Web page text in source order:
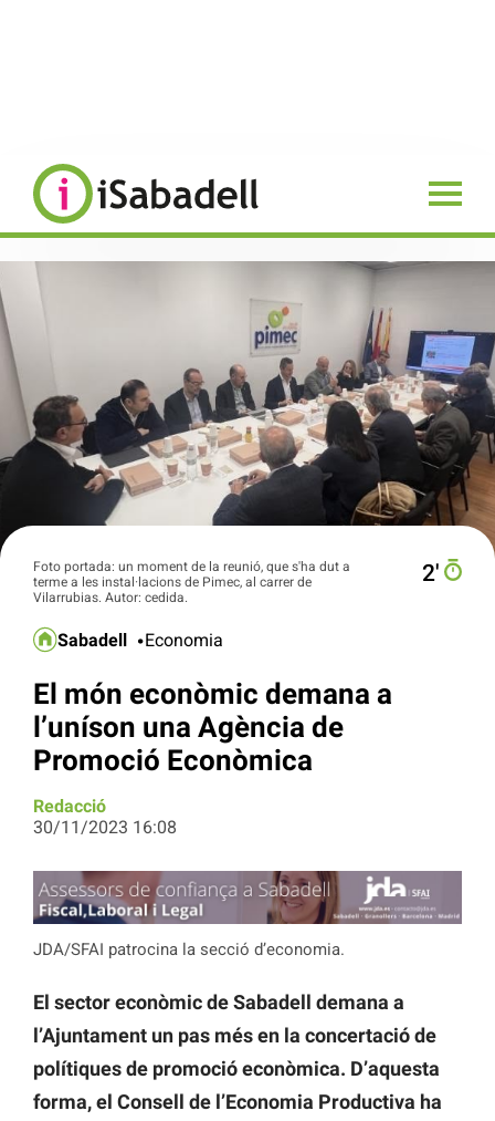
Foto portada: un moment de la reunió, que s'ha dut a
terme a les instal·lacions de Pimec, al carrer de
Vilarrubias. Autor: cedida.
2′
Sabadell Economia
El món econòmic demana a
l’uníson una Agència de
Promoció Econòmica
Redacció
30/11/2023 16:08
JDA/SFAI patrocina la secció d’economia.
El sector econòmic de Sabadell demana a
l’Ajuntament un pas més en la concertació de
polítiques de promoció econòmica. D’aquesta
forma, el Consell de l’Economia Productiva ha